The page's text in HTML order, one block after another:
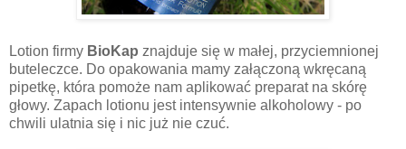
Lotion firmy BioKap znajduje się w małej, przyciemnionej
buteleczce. Do opakowania mamy załączoną wkręcaną
pipetkę, która pomoże nam aplikować preparat na skórę
głowy. Zapach lotionu jest intensywnie alkoholowy - po
chwili ulatnia się i nic już nie czuć.